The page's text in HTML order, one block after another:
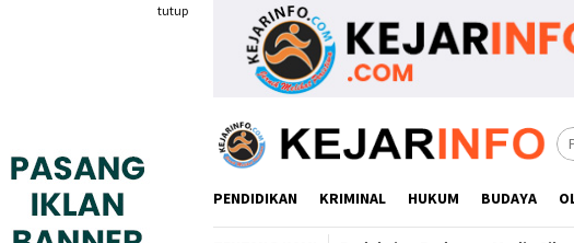
tutup
PENDIDIKAN KRIMINAL HUKUM BUDAYA